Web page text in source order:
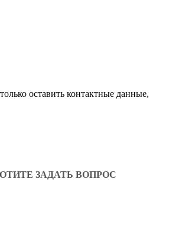
оставить контактные данные,
ХОТИТЕ ЗАДАТЬ ВОПРОС